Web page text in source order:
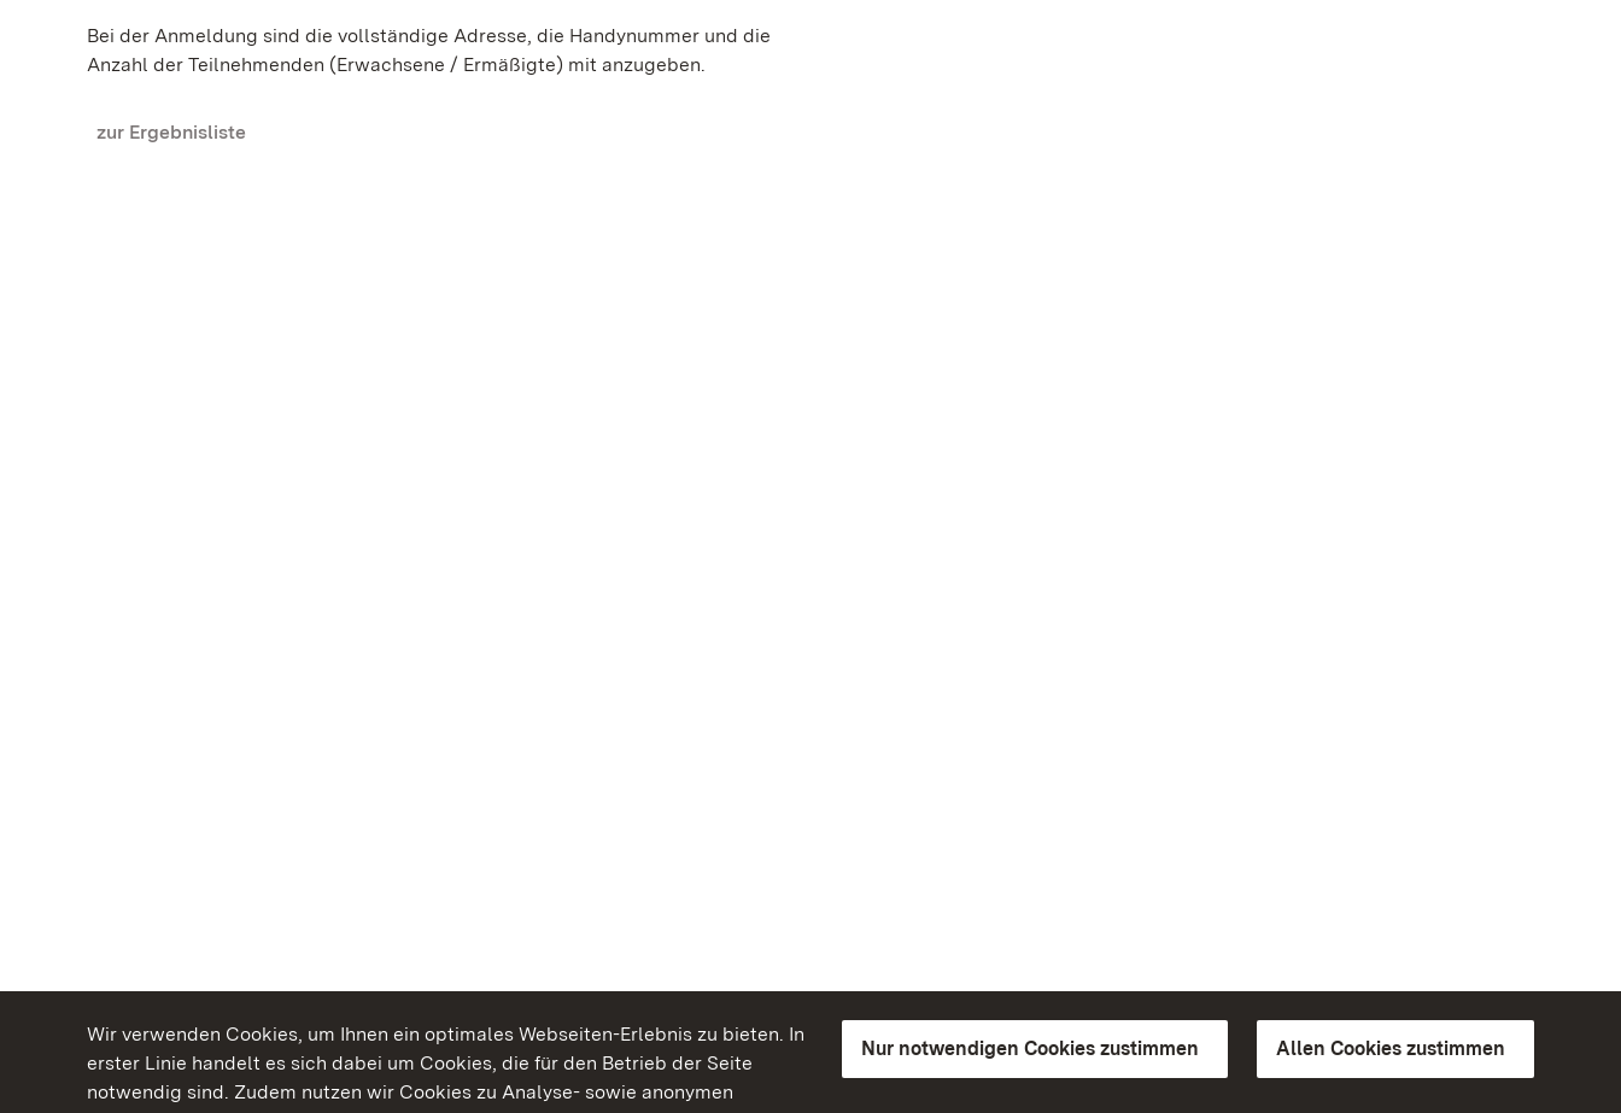
Wir verwenden Cookies, um Ihnen ein optimales Webseiten-Erlebnis zu bieten. In
erster Linie handelt es sich dabei um Cookies, die für den Betrieb der Seite
notwendig sind. Zudem nutzen wir Cookies zu Analyse- sowie anonymen
Nur notwendigen Cookies zustimmen Allen Cookies zustimmen
Bei der Anmeldung sind die vollständige Adresse, die Handynummer und die
Anzahl der Teilnehmenden (Erwachsene / Ermäßigte) mit anzugeben.
zur Ergebnisliste